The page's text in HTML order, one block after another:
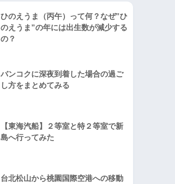
ひのえうま（丙午）って何？なぜ”ひ
のえうま”の年には出生数が減少する
の？
バンコクに深夜到着した場合の過ご
し方をまとめてみる
【東海汽船】２等室と特２等室で新
島へ行ってみた
台北松山から桃園国際空港への移動